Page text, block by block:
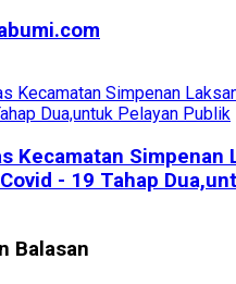
Kecamatan Simpenan
- 19 Tahap
Balasan